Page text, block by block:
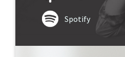
Spotify